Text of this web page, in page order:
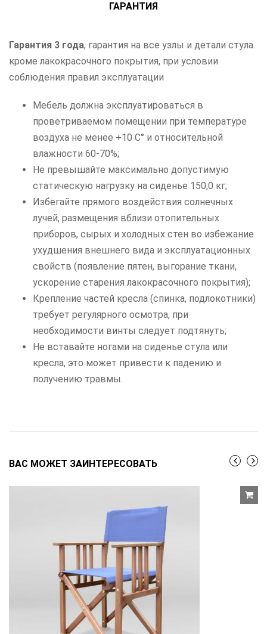
ГАРАНТИЯ
Гарантия 3 года, гарантия на все узлы и детали стула.
кроме лакокрасочного покрытия, при условии
соблюдения правил эксплуатации
Мебель должна эксплуатироваться в
проветриваемом помещении при температуре
воздуха не менее +10 C° и относительной
влажности 60-70%;
Не превышайте максимально допустимую
статическую нагрузку на сиденье 150,0 кг;
Избегайте прямого воздействия солнечных
лучей, размещения вблизи отопительных
приборов, сырых и холодных стен во избежание
ухудшения внешнего вида и эксплуатационных
свойств (появление пятен, выгорание ткани,
ускорение старения лакокрасочного покрытия);
Крепление частей кресла (спинка, подлокотники)
требует регулярного осмотра, при
необходимости винты следует подтянуть;
Не вставайте ногами на сиденье стула или
кресла, это может привести к падению и
получению травмы.
ВАС МОЖЕТ ЗАИНТЕРЕСОВАТЬ